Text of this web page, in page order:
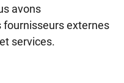
avons
fournisseurs externes
services.